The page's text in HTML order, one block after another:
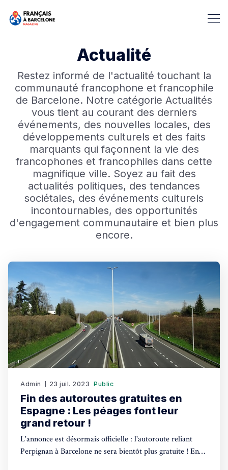
Rechercher dans Français à
Actualité
Restez informé de l'actualité touchant la
communauté francophone et francophile
de Barcelone. Notre catégorie Actualités
vous tient au courant des derniers
événements, des nouvelles locales, des
développements culturels et des faits
marquants qui façonnent la vie des
francophones et francophiles dans cette
magnifique ville. Soyez au fait des
actualités politiques, des tendances
sociétales, des événements culturels
incontournables, des opportunités
d'engagement communautaire et bien plus
encore.
Admin 23 juil. 2023 Public
Fin des autoroutes gratuites en
Espagne : Les péages font leur
grand retour !
L'annonce est désormais officielle : l'autoroute reliant
Perpignan à Barcelone ne sera bientôt plus gratuite ! En